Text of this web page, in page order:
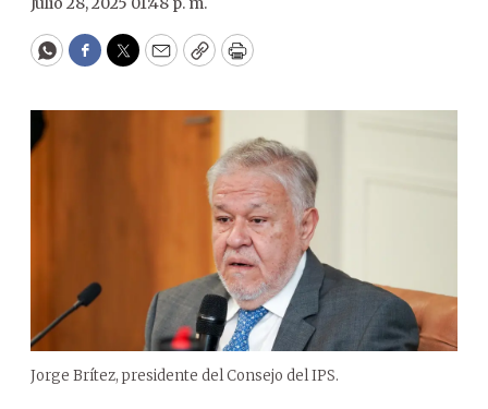
WhatsApp
Facebook
Twitter
EmailCopyPrint
Jorge Brítez, presidente del Consejo del IPS.